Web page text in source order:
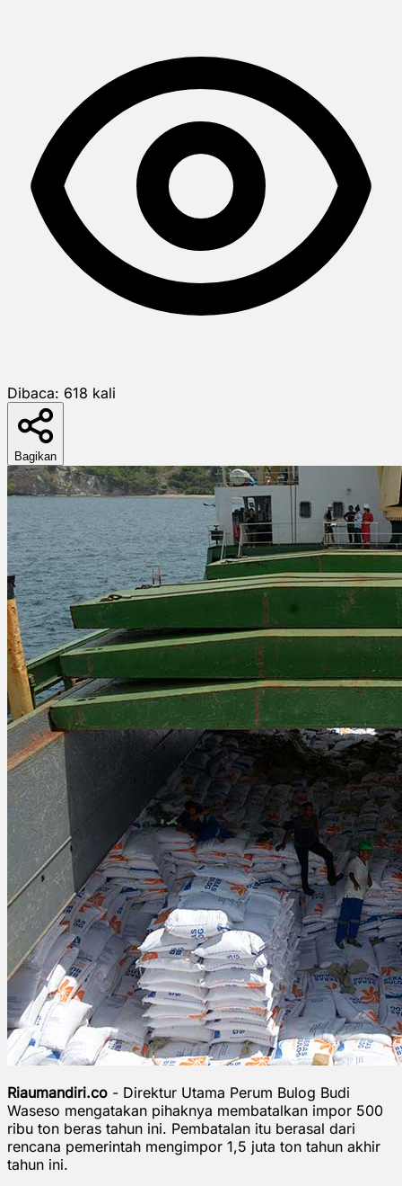
Dibaca: 618 kali
Bagikan
Riaumandiri.co - Direktur Utama Perum Bulog Budi
Waseso mengatakan pihaknya membatalkan impor 500
ribu ton beras tahun ini. Pembatalan itu berasal dari
rencana pemerintah mengimpor 1,5 juta ton tahun akhir
tahun ini.